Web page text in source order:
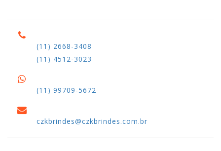
(11) 2668-3408
(11) 4512-3023
(11) 99709-5672
czkbrindes@czkbrindes.com.br